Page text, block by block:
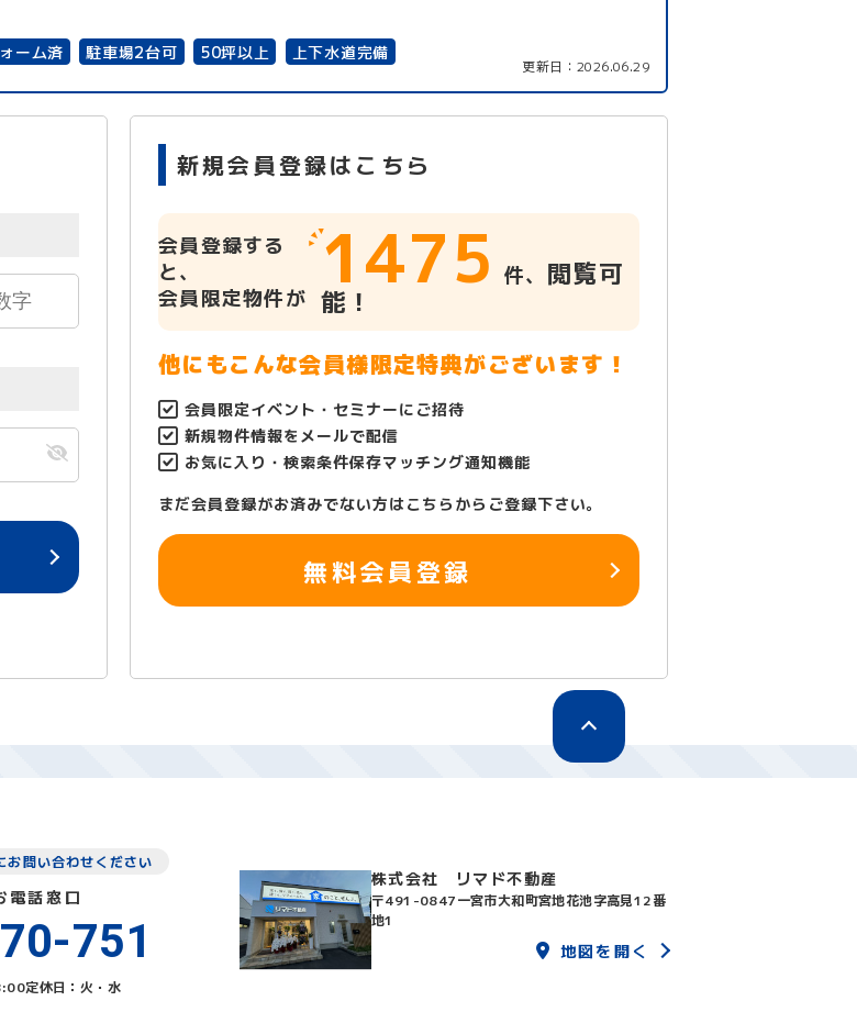
ーム済 駐車場2台可 50坪以上 上下水道完備
更新日： 2026.06.29
新規会員登録はこちら
会員登録する
と、
会員限定物件が 1475 件、 閲覧可
能！
他にもこんな会員様限定特典がございます！
会員限定イベント・セミナーにご招待
新規物件情報をメールで配信
お気に入り・検索条件保存マッチング通知機能
まだ会員登録がお済みでない方はこちらからご登録下さい。
無料会員登録
お問い合わせください
電話窓口
751
定休日：火・水
株式会社 リマド不動産
〒491-0847一宮市大和町宮地花池字高見12番
地1
地図を開く